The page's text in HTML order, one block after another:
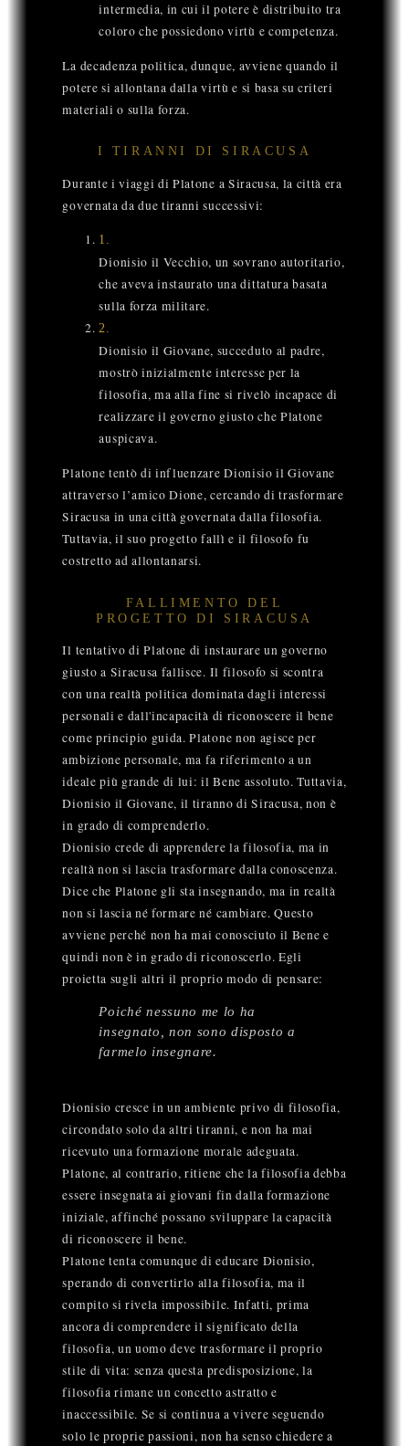
intermedia, in cui il potere è distribuito tra
coloro che possiedono virtù e competenza.
La decadenza politica, dunque, avviene quando il
potere si allontana dalla virtù e si basa su criteri
materiali o sulla forza.
I TIRANNI DI SIRACUSA
Durante i viaggi di Platone a Siracusa, la città era
governata da due tiranni successivi:
1 .
Dionisio il Vecchio, un sovrano autoritario,
che aveva instaurato una dittatura basata
sulla forza militare.
2.
Dionisio il Giovane, succeduto al padre,
mostrò inizialmente interesse per la
filosofia, ma alla fine si rivelò incapace di
realizzare il governo giusto che Platone
auspicava.
Platone tentò di influenzare Dionisio il Giovane
attraverso l’amico Dione, cercando di trasformare
Siracusa in una città governata dalla filosofia.
Tuttavia, il suo progetto fallì e il filosofo fu
costretto ad allontanarsi.
FALLIMENTO DEL
PROGETTO DI SIRACUSA
Il tentativo di Platone di instaurare un governo
giusto a Siracusa fallisce. Il filosofo si scontra
con una realtà politica dominata dagli interessi
personali e dall'incapacità di riconoscere il bene
come principio guida. Platone non agisce per
ambizione personale, ma fa riferimento a un
ideale più grande di lui: il Bene assoluto. Tuttavia,
Dionisio il Giovane, il tiranno di Siracusa, non è
in grado di comprenderlo.
Dionisio crede di apprendere la filosofia, ma in
realtà non si lascia trasformare dalla conoscenza.
Dice che Platone gli sta insegnando, ma in realtà
non si lascia né formare né cambiare. Questo
avviene perché non ha mai conosciuto il Bene e
quindi non è in grado di riconoscerlo. Egli
proietta sugli altri il proprio modo di pensare:
Poiché nessuno me lo ha
insegnato, non sono disposto a
farmelo insegnare.
Dionisio cresce in un ambiente privo di filosofia,
circondato solo da altri tiranni, e non ha mai
ricevuto una formazione morale adeguata.
Platone, al contrario, ritiene che la filosofia debba
essere insegnata ai giovani fin dalla formazione
iniziale, affinché possano sviluppare la capacità
di riconoscere il bene.
Platone tenta comunque di educare Dionisio,
sperando di convertirlo alla filosofia, ma il
compito si rivela impossibile. Infatti, prima
ancora di comprendere il significato della
filosofia, un uomo deve trasformare il proprio
stile di vita: senza questa predisposizione, la
filosofia rimane un concetto astratto e
inaccessibile. Se si continua a vivere seguendo
solo le proprie passioni, non ha senso chiedere a